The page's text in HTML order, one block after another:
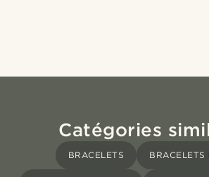
Catégories
BRACELETS BRACELETS